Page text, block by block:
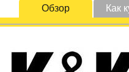
Обзор Как